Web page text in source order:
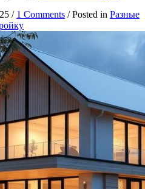
из
и
выбрать
лучший
/ 1 Comments / Posted in Разные